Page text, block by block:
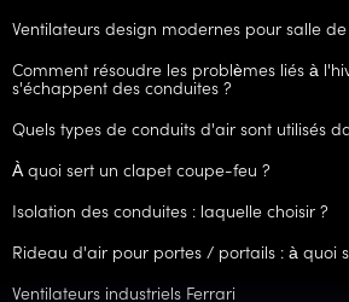
Ventilateurs design modernes pour salle
Comment résoudre les problèmes liés à
s'échappent des conduites ?
Quels types de conduits d'air sont utilisés
À quoi sert un clapet coupe-feu ?
Isolation des conduites : laquelle choisir ?
Rideau d'air pour portes / portails : à quoi
Ventilateurs industriels Ferrari